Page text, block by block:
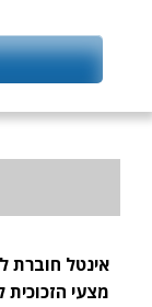
אינטל חוברת
מצעי